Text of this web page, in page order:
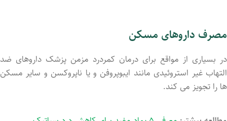
مصرف داروهای مسکن
در بسیاری از مواقع برای درمان کمردرد مزمن پزشک داروهای ضد
التهاب غیر استروئیدی مانند ایبوپروفن و یا ناپروکسن و سایر مسکن
ها را تجویز می کند.